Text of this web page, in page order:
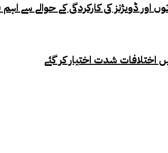
اختلافات شدت اختیار کر گئے